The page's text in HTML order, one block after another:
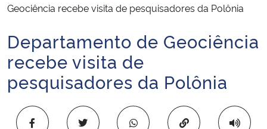
Ministério da Infraestrutura
Ministério da Agricultura, Pecuária e Abastecimento
Ministério da Educação
Geociência recebe visita de pesquisadores da Polônia
Início do conteúdo
Departamento de Geociência
recebe visita de
pesquisadores da Polônia
Copiar para área